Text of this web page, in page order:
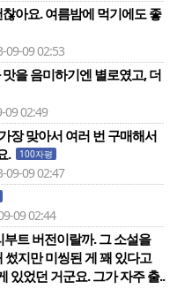
아요. 여름밤에 먹기에도 좋
09 02:53
을 음미하기엔 별로였고, 더
02:49
장 맞아서 여러 번 구매해서
.
100자평
09 02:47
09 02:44
트 버전이랄까. 그 소설을
지만 미씽된 게 꽤 있다고
있었던 거군요. 그가 자주 출..